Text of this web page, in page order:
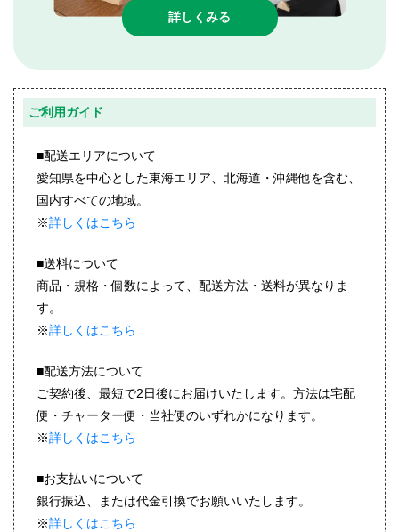
詳しくみる
ご利用ガイド
■配送エリアについて
愛知県を中心とした東海エリア、北海道・沖縄他を含む、
国内すべての地域。
※詳しくはこちら
■送料について
商品・規格・個数によって、配送方法・送料が異なりま
す。
※詳しくはこちら
■配送方法について
ご契約後、最短で2日後にお届けいたします。方法は宅配
便・チャーター便・当社便のいずれかになります。
※詳しくはこちら
■お支払いについて
銀行振込、または代金引換でお願いいたします。
※詳しくはこちら